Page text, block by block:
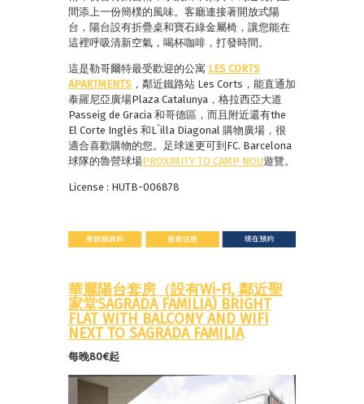
間添上一份簡樸的風味。客廳連接著開放式陽
台，陽台設有折疊桌和寶石綠金屬椅，讓您能在
這裡呼吸清新空氣，喝杯咖啡，打發時間。
這是勒哥爾特最受歡迎的公寓 LES CORTS
APARTMENTS ，鄰近鐵路站 Les Corts，能直通加
泰羅尼亞廣場Plaza Catalunya，格拉西亞大道
Passeig de Gracia 和哥德區，而且附近還有the
El Corte Inglés 和L´illa Diagonal 購物廣場，很
適合喜歡購物的您。足球迷更可到FC. Barcelona
球隊的魯營球場PROXIMITY TO CAMP NOU遊覽。
License : HUTB-006878
華麗陽台套房（設有Wi-Fi, 鄰近聖
家堂SAGRADA FAMILIA) BRIGHT
FLAT WITH BALCONY AND WIFI
NEXT TO SAGRADA FAMILIA
每晚80€起